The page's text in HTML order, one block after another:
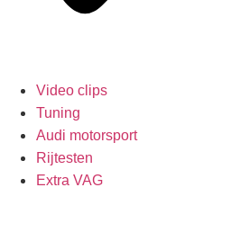
Video clips
Tuning
Audi motorsport
Rijtesten
Extra VAG